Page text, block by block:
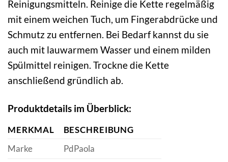
Reinigungsmitteln. Reinige die Kette regelmäßig
mit einem weichen Tuch, um Fingerabdrücke und
Schmutz zu entfernen. Bei Bedarf kannst du sie
auch mit lauwarmem Wasser und einem milden
Spülmittel reinigen. Trockne die Kette
anschließend gründlich ab.
Produktdetails im Überblick:
MERKMAL
BESCHREIBUNG
Marke
PdPaola